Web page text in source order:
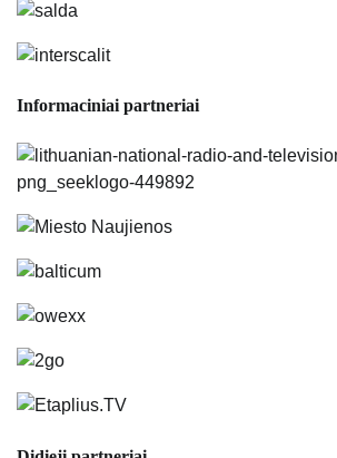
Informaciniai partneriai